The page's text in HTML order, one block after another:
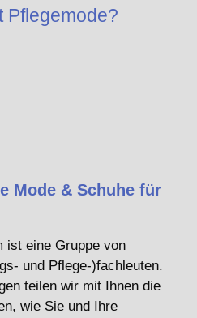
Pflegemode?
Mode & Schuhe für
ist eine Gruppe von
und Pflege-)fachleuten.
teilen wir mit Ihnen die
wie Sie und Ihre